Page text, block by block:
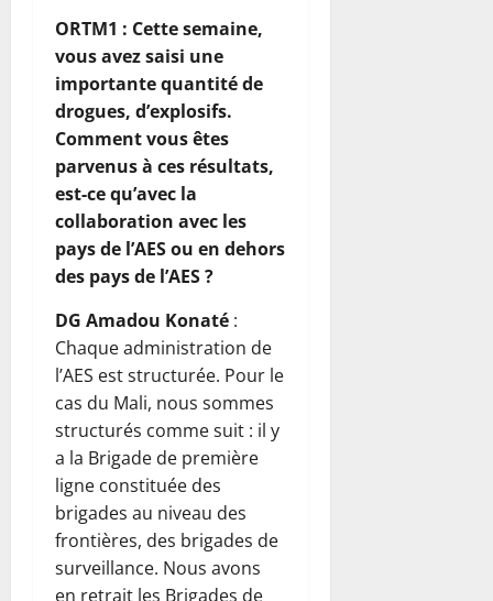
ORTM1 : Cette semaine,
vous avez saisi une
importante quantité de
drogues, d’explosifs.
Comment vous êtes
parvenus à ces résultats,
est-ce qu’avec la
collaboration avec les
pays de l’AES ou en dehors
des pays de l’AES ?
DG Amadou Konaté :
Chaque administration de
l’AES est structurée. Pour le
cas du Mali, nous sommes
structurés comme suit : il y
a la Brigade de première
ligne constituée des
brigades au niveau des
frontières, des brigades de
surveillance. Nous avons
en retrait les Brigades de